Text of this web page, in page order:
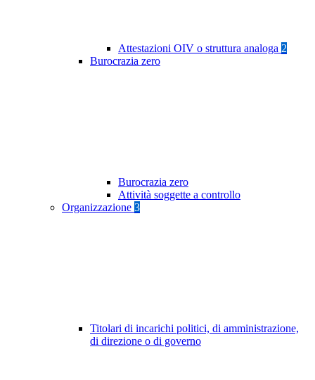
Attestazioni OIV o struttura analoga 2
Burocrazia zero
Burocrazia zero
Attività soggette a controllo
Organizzazione 3
Titolari di incarichi politici, di amministrazione,
di direzione o di governo